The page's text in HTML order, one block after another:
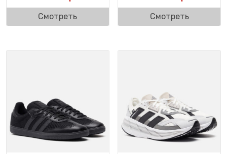
Смотреть
Смотреть